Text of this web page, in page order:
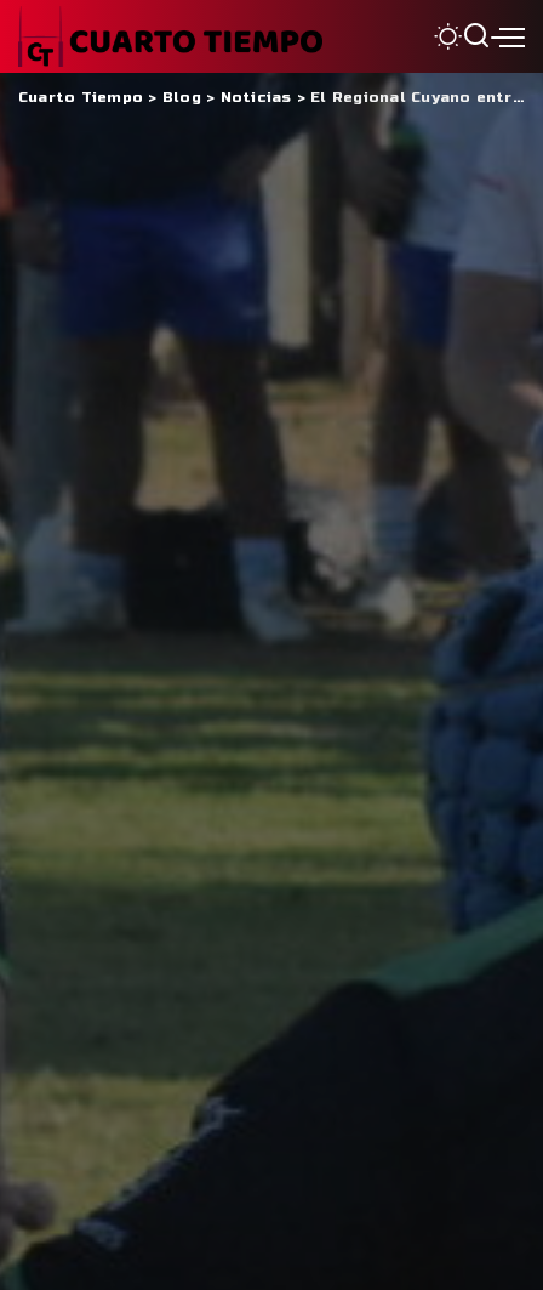
Cuarto Tiempo > Blog > Noticias > El Regional Cuyano entra en una nueva fase